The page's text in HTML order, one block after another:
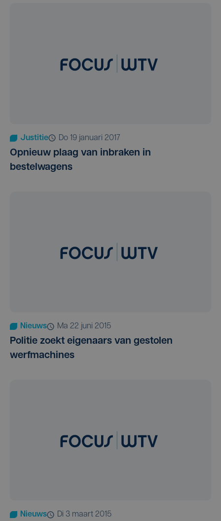
Justitie do 19 januari 2017
Opnieuw plaag van inbraken in
bestelwagens
Nieuws ma 22 juni 2015
Politie zoekt eigenaars van gestolen
werfmachines
Nieuws di 3 maart 2015